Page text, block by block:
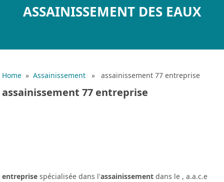
ASSAINISSEMENT DES EAUX
Home »Assainissement » assainissement 77 entreprise
assainissement 77 entreprise
entreprise spécialisée dans l'assainissement dans le , a.a.c.e